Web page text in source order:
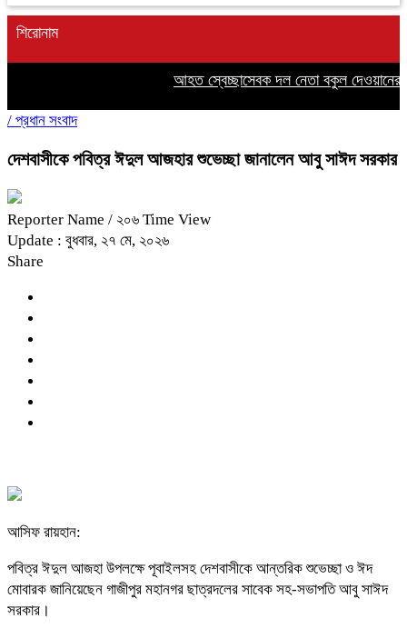
শিরোনাম
আহত স্বেচ্ছাসেবক দল নেতা বকুল দেওয়ানের
/ প্রধান সংবাদ
দেশবাসীকে পবিত্র ঈদুল আজহার শুভেচ্ছা জানালেন আবু সাঈদ সরকার
Reporter Name / ২০৬ Time View
Update : বুধবার, ২৭ মে, ২০২৬
Share
​আসিফ রায়হান:
পবিত্র ঈদুল আজহা উপলক্ষে পূবাইলসহ দেশবাসীকে আন্তরিক শুভেচ্ছা ও ঈদ
মোবারক জানিয়েছেন গাজীপুর মহানগর ছাত্রদলের সাবেক সহ-সভাপতি আবু সাঈদ
সরকার।